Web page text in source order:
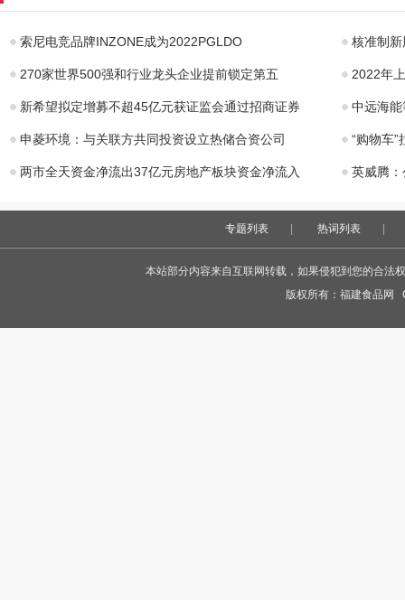
索尼电竞品牌INZONE成为2022PGLDO 核准制
270家世界500强和行业龙头企业提前锁定第五 2022年
新希望拟定增募不超45亿元获证监会通过招商证券 中远海
申菱环境：与关联方共同投资设立热储合资公司 “购物车
两市全天资金净流出37亿元房地产板块资金净流入 英威腾
专题列表 热词列表
本站部分内容来自互联网转载，如果侵犯到您的合法
版权所有： 福建食品网